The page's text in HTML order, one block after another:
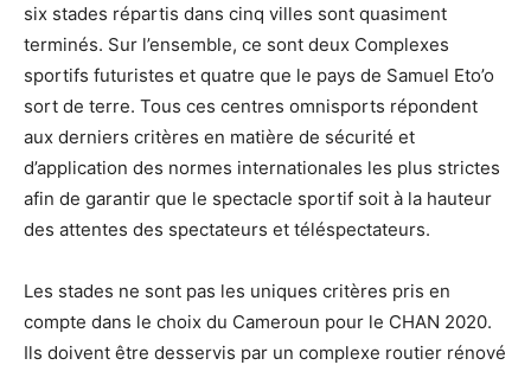
six stades répartis dans cinq villes sont quasiment
terminés. Sur l’ensemble, ce sont deux Complexes
sportifs futuristes et quatre que le pays de Samuel Eto’o
sort de terre. Tous ces centres omnisports répondent
aux derniers critères en matière de sécurité et
d’application des normes internationales les plus strictes
afin de garantir que le spectacle sportif soit à la hauteur
des attentes des spectateurs et téléspectateurs.
Les stades ne sont pas les uniques critères pris en
compte dans le choix du Cameroun pour le CHAN 2020.
Ils doivent être desservis par un complexe routier rénové